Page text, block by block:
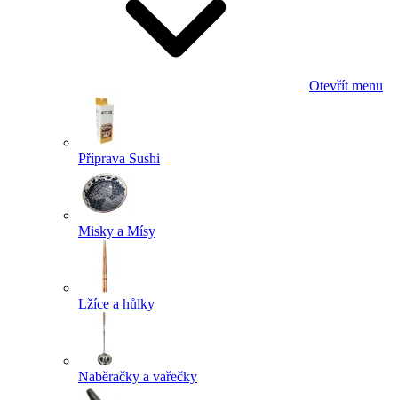
Otevřít menu
Příprava Sushi
Misky a Mísy
Lžíce a hůlky
Naběračky a vařečky